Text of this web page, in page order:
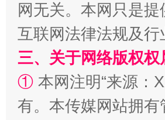
网无关。本网只是
互联网法律法规及
三、关于网络版权权
① 本网注明“来源：
有。本传媒网站拥